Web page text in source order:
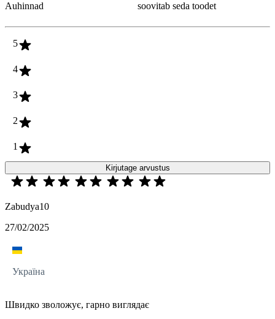
Auhinnad
soovitab seda toodet
5
4
3
2
1
Kirjutage arvustus
Zabudya10
27/02/2025
Україна
Швидко зволожує, гарно виглядає